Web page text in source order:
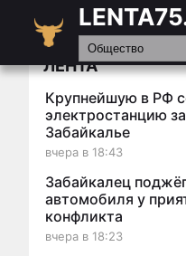
Главная
Новости
Видео
Статьи
ЛЕНТА
Крупнейшую в РФ
электростанцию
Забайкалье
вчера в 18:43
Забайкалец
автомобиля у
конфликта
вчера в 18:23